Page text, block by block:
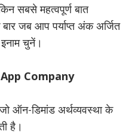
सबसे महत्वपूर्ण बात
जब आप पर्याप्त अंक अर्जित
चुनें।
Company
ऑन-डिमांड अर्थव्यवस्था के
है।